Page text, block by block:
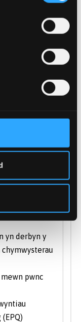
96 - 128
Uwch City
achos
yn derbyn y
pwnc